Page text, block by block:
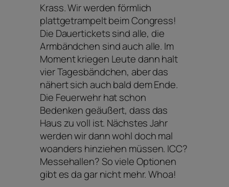
Krass. Wir werden förmlich
plattgetrampelt beim Congress!
Die Dauertickets sind alle, die
Armbändchen sind auch alle. Im
Moment kriegen Leute dann halt
vier Tagesbändchen, aber das
nähert sich auch bald dem Ende.
Die Feuerwehr hat schon
Bedenken geäußert, dass das
Haus zu voll ist. Nächstes Jahr
werden wir dann wohl doch mal
woanders hinziehen müssen. ICC?
Messehallen? So viele Optionen
gibt es da gar nicht mehr. Whoa!